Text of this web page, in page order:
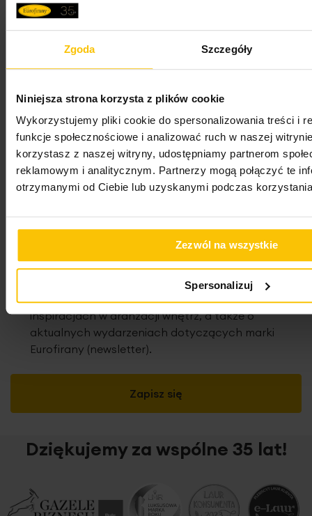
Zgoda Szczegóły
Niniejsza strona korzysta z plików cookie
Wykorzystujemy pliki cookie do spersonalizowania treści i
funkcje społecznościowe i analizować ruch w naszej
korzystasz z naszej witryny, udostępniamy partnerom
reklamowym i analitycznym. Partnerzy mogą połączyć te
otrzymanymi od Ciebie lub uzyskanymi podczas
Zezwól na wszystkie
Spersonalizuj
Zapisz się do newslettera i odbierz 5% rabatu na
Adres e-mail
Oświadczam, że zapoznałem/zapoznałam się z
treścią Regulaminu newsletteraorazPolityką
Prywatności.
Zapisz się
„EUROFIRANY” B.B. Choczyńscy spółka jawna z
siedzibą w Żywcu na mój adres e-mail imiennych
wiadomości zawierających w szczególności
informacje o nowościach, promocjach,
wyprzedażach i innych ofertach specjalnych oraz
o konkursach, najnowszych trendach i
inspiracjach w aranżacji wnętrz, a także o
aktualnych wydarzeniach dotyczących marki
Eurofirany (newsletter).
Dziękujemy za wspólne 35 lat!